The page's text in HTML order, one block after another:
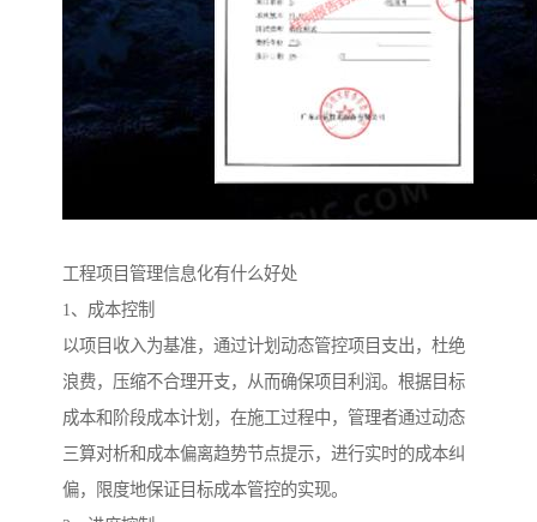
工程项目管理信息化有什么好处
1、成本控制
以项目收入为基准，通过计划动态管控项目支出，杜绝
浪费，压缩不合理开支，从而确保项目利润。根据目标
成本和阶段成本计划，在施工过程中，管理者通过动态
三算对析和成本偏离趋势节点提示，进行实时的成本纠
偏，限度地保证目标成本管控的实现。